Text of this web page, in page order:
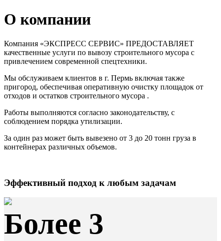
О компании
Компания «ЭКСПРЕСС СЕРВИС» ПРЕДОСТАВЛЯЕТ
качественные услуги по вывозу строительного мусора с
привлечением современной спецтехники.
Мы обслуживаем клиентов в г. Пермь включая также
пригород, обеспечивая оперативную очистку площадок от
отходов и остатков строительного мусора .
Работы выполняются согласно законодательству, с
соблюдением порядка утилизации.
За один раз может быть вывезено от 3 до 20 тонн груза в
контейнерах различных объемов.
Эффективный подход к любым задачам
Более 3